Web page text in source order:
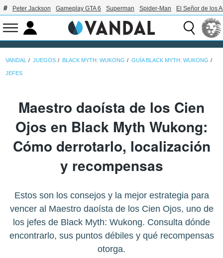
Peter Jackson Gameplay GTA 6 Superman Spider-Man El Señor de los
VANDAL JUEGOS BLACK MYTH: WUKONG GUÍA BLACK MYTH: WUKONG
JEFES
Maestro daoísta de los Cien
Ojos en Black Myth Wukong:
Cómo derrotarlo, localización
y recompensas
Estos son los consejos y la mejor estrategia para
vencer al Maestro daoísta de los Cien Ojos, uno de
los jefes de Black Myth: Wukong. Consulta dónde
encontrarlo, sus puntos débiles y qué recompensas
otorga.